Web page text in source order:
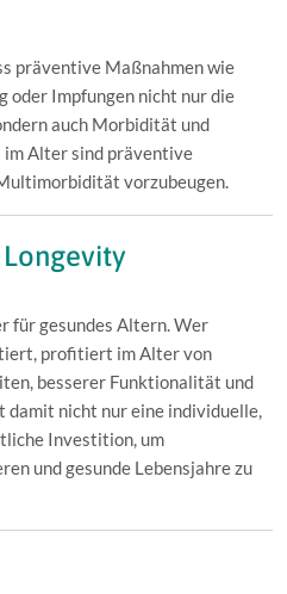
präventive Maßnahmen wie
oder Impfungen nicht nur die
auch Morbidität und
Alter sind präventive
vorzubeugen.
für gesundes Altern. Wer
profitiert im Alter von
besserer Funktionalität und
damit nicht nur eine individuelle,
Investition, um
und gesunde Lebensjahre zu